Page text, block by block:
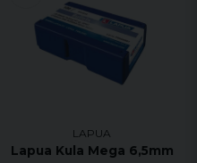
LAPUA
Lapua Kula Mega 6,5mm